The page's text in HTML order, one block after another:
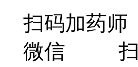
扫码加药师
微信 扫